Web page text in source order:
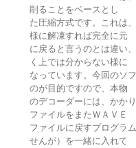
削ることをベースとし
た圧縮方式です。これは
様に解凍すれば完全に元
に戻ると言うのとは違い
く上では分からない様に
なっています。今回のソ
のが目的ですので、本物
のデコーダーには、かか
ファイルをまたＷＡＶＥ
ファイルに戻すプログラ
せんが）を一緒に入れて